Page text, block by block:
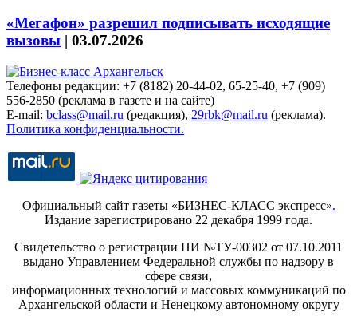
«Мегафон» разрешил подписывать исходящие
вызовы | 03.07.2026
Телефоны редакции: +7 (8182) 20-44-02, 65-25-40, +7 (909)
556-2850 (реклама в газете и на сайте)
E-mail: bclass@mail.ru (редакция), 29rbk@mail.ru (реклама).
Политика конфиденциальности.
Официальный сайт газеты «БИЗНЕС-КЛАСС экспресс».
Издание зарегистрировано 22 декабря 1999 года.
Свидетельство о регистрации ПИ №ТУ-00302 от 07.10.2011
выдано Управлением Федеральной службы по надзору в
сфере связи,
информационных технологий и массовых коммуникаций по
Архангельской области и Ненецкому автономному округу